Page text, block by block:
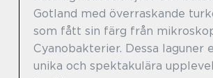
Gotland med överraskande
som fått sin färg från
Cyanobakterier. Dessa laguner
unika och spektakulära